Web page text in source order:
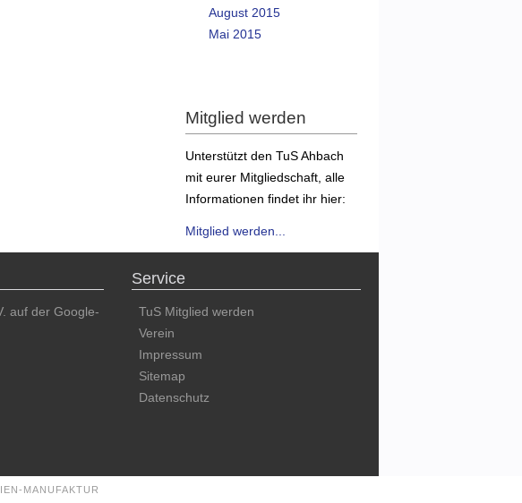
August 2015
Mai 2015
Mitglied werden
Unterstützt den TuS Ahbach
mit eurer Mitgliedschaft, alle
Informationen findet ihr hier:
Mitglied werden...
auf der Google-
Service
TuS Mitglied werden
Verein
Impressum
Sitemap
Datenschutz
MANUFAKTUR